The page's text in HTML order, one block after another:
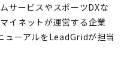
サービスやスポーツDXな
イネットが運営する企業
ューアルをLeadGridが担当